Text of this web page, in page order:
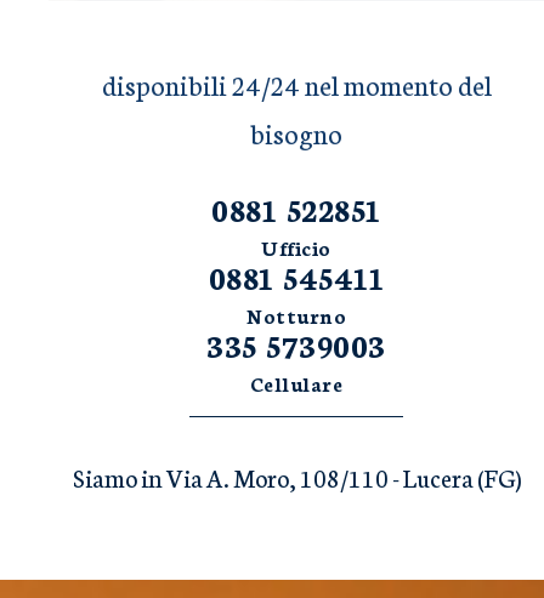
disponibili 24/24 nel momento del
bisogno
0881 522851
Ufficio
0881 545411
Notturno
335 5739003
Cellulare
Siamo in Via A. Moro, 108/110 - Lucera (FG)